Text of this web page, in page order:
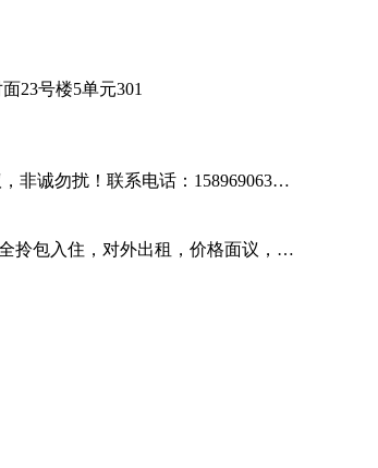
23号楼5单元301
非诚勿扰！联系电话：158969063…
拎包入住，对外出租，价格面议，…